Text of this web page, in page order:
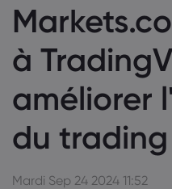
à
améliorer
du
Mardi Sep 24 2024 11:52